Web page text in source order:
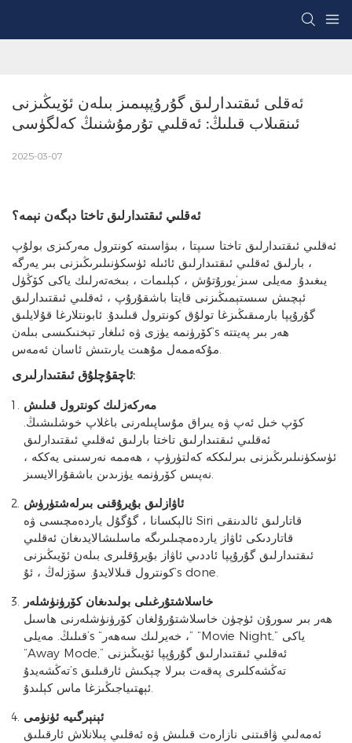
ئەقلى ئىقتىدارلىق گۇرۇپپىمىز بىلەن ئۆيىڭىزنى
ئىنقىلاب قىلىڭ: ئەقلىي تۇرمۇشنىڭ كەلگۈسى
2025-03-07
ئەقلىي ئىقتىدارلىق تاختا دېگەن نېمە؟
ئەقلىي ئىقتىدارلىق تاختا سىپتا ، بىۋاسىتە كونترول مەركىزى بولۇپ
، بارلىق ئەقلىي ئىقتىدارلىق ئائىلە ئۈسكۈنىلىرىڭىزنى بىر يەرگە
يىغىدۇ. مەيلى سىز’يورۇتۇش ، كېلىمات ، بىخەتەرلىك ياكى كۆڭۈل
ئېچىش سىستېمىڭىزنى قايتا باشقۇرۇپ ، ئەقلىي ئىقتىدارلىق
گۇرۇپپا بارمىقىڭىزغا تولۇق كونترول قىلىدۇ. ئابونتلارغا قۇلايلىق
كۆرۈنمە يۈزى ۋە ئىلغار تېخنىكىسى بىلەن’s ھەر بىر پەيتتە
مۇكەممەل مۇھىت يارىتىش ئاسان ئەمەس.
ئاچقۇچلۇق ئىقتىدارلىرى:
مەركەزلىك كونترول قىلىش
كۆپ خىل ئەپ ۋە يىراق مۇساپىلەرنى باغلاپ خوشلىشىڭ.
ئەقلىي ئىقتىدارلىق تاختا بارلىق ئەقلىي ئىقتىدارلىق
ئۈسكۈنىلىرىڭىزنى بىرلىككە كەلتۈرۈپ ، ھەممە نەرسىنى يەككە ،
نەپىس كۆرۈنمە يۈزىدىن باشقۇرالايسىز.
ئاۋازلىق بۇيرۇقنى بىرلەشتۈرۈش
ئالېكسانا ، گۇگۇل ياردەمچىسى ۋە Siri قاتارلىق ئالدىنقى
قاتاردىكى ئاۋاز ياردەمچىلىرىگە ماسلىشالايدىغان ئەقلىي
ئىقتىدارلىق گۇرۇپپا ئاددىي ئاۋاز بۇيرۇقلىرى بىلەن ئۆيىڭىزنى
كونترول قىلالايدۇ. سۆزلەڭ ، ئۇ’s done.
خاسلاشتۇرغىلى بولىدىغان كۆرۈنۈشلەر
ھەر بىر سورۇن ئۈچۈن خاسلاشتۇرۇلغان كۆرۈنۈشلەرنى ھاسىل
قىلىڭ. مەيلى’s “خەيرلىك سەھەر ،” “Movie Night,” ياكى
“Away Mode,” ئەقلىي ئىقتىدارلىق گۇرۇپپا ئۆيىڭىزنى
تەڭشەيدۇ’s تەڭشەكلىرى پەقەت بىرلا چېكىش ئارقىلىق
ئېھتىياجىڭىزغا ماس كېلىدۇ.
ئېنېرگىيە ئۈنۈمى
ئەمەلىي ۋاقىتنى نازارەت قىلىش ۋە ئەقلىي پىلانلاش ئارقىلىق